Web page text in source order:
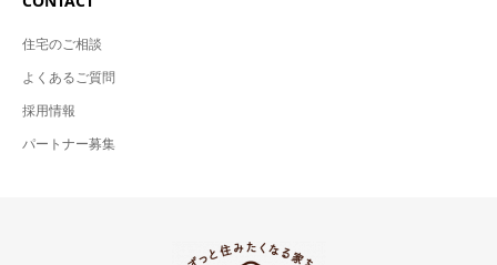
住宅のご相談
よくあるご質問
採用情報
パートナー募集